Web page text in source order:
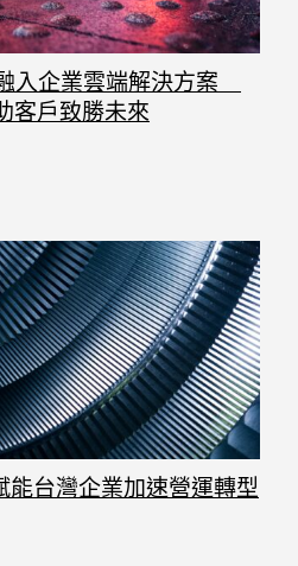
入企業雲端解決方案
客戶致勝未來
能台灣企業加速營運轉型